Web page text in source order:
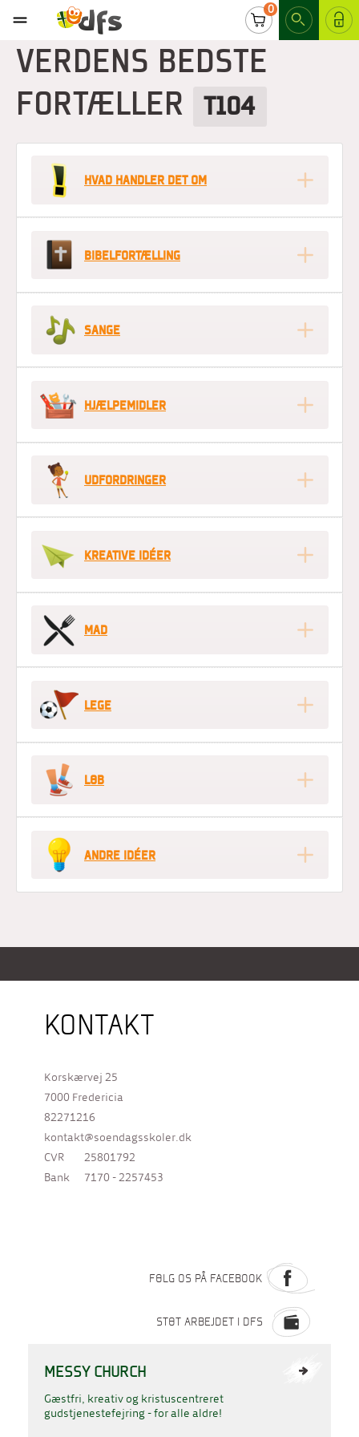
0
LOG IND
VERDENS BEDSTE
FORTÆLLER
T104
HVAD HANDLER DET OM
BIBELFORTÆLLING
SANGE
HJÆLPEMIDLER
UDFORDRINGER
KREATIVE IDÉER
MAD
LEGE
LØB
ANDRE IDÉER
KONTAKT
Korskærvej 25
7000 Fredericia
82271216
kontakt@soendagsskoler.dk
CVR
25801792
Bank
7170 - 2257453
FØLG OS PÅ FACEBOOK
STØT ARBEJDET I DFS
MESSY CHURCH
Gæstfri, kreativ og kristuscentreret
gudstjenestefejring - for alle aldre!